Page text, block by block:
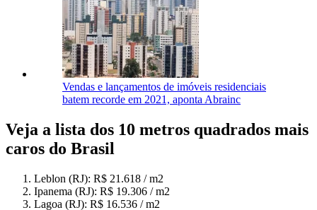
Vendas e lançamentos de imóveis residenciais
batem recorde em 2021, aponta Abrainc
Veja a lista dos 10 metros quadrados mais
caros do Brasil
Leblon (RJ): R$ 21.618 / m2
Ipanema (RJ): R$ 19.306 / m2
Lagoa (RJ): R$ 16.536 / m2